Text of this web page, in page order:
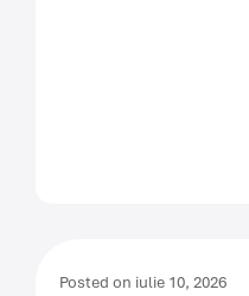
Posted on iulie 10, 2026